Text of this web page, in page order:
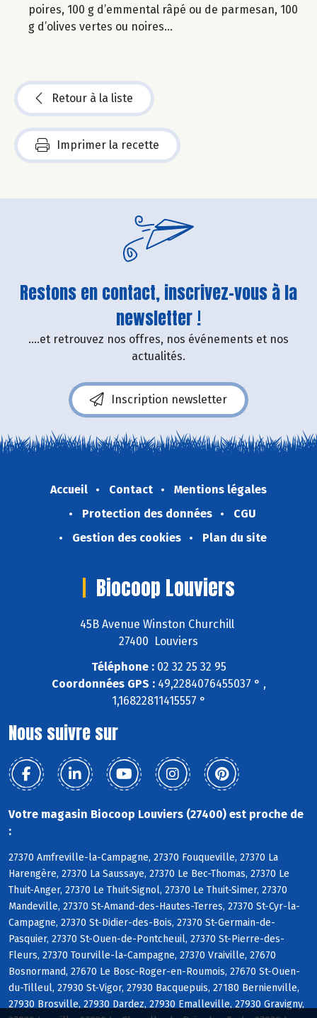
poires, 100 g d’emmental râpé ou de parmesan, 100
g d’olives vertes ou noires…
Retour à la liste
Imprimer la recette
Restons en contact, inscrivez-vous à la
newsletter !
....et retrouvez nos offres, nos événements et nos
actualités.
Inscription newsletter
Accueil Contact
Mentions légales
Protection des données
CGU
Gestion des cookies
Plan du site
Biocoop Louviers
45B Avenue Winston Churchill
27400 Louviers
Téléphone :02 32 25 32 95
Coordonnées GPS :49,2284076455037 ° ,
1,16822811415557 °
Nous suivre sur
Votre magasin Biocoop Louviers (27400) est proche de
:
27370 Amfreville-la-Campagne, 27370 Fouqueville, 27370 La
Harengère, 27370 La Saussaye, 27370 Le Bec-Thomas, 27370 Le
Thuit-Anger, 27370 Le Thuit-Signol, 27370 Le Thuit-Simer, 27370
Mandeville, 27370 St-Amand-des-Hautes-Terres, 27370 St-Cyr-la-
Campagne, 27370 St-Didier-des-Bois, 27370 St-Germain-de-
Pasquier, 27370 St-Ouen-de-Pontcheuil, 27370 St-Pierre-des-
Fleurs, 27370 Tourville-la-Campagne, 27370 Vraiville, 27670
Bosnormand, 27670 Le Bosc-Roger-en-Roumois, 27670 St-Ouen-
du-Tilleul, 27930 St-Vigor, 27930 Bacquepuis, 27180 Bernienville,
27930 Brosville, 27930 Dardez, 27930 Emalleville, 27930 Gravigny,